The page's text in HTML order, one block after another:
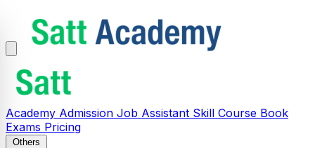
Academy Admission Job Assistant Skill Course Book
Exams Pricing
Others